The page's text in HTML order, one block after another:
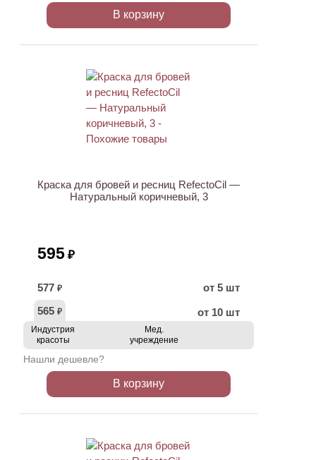
В корзину
Краска для бровей и ресниц RefectoCil —
Натуральный коричневый, 3
595 ₽
577 ₽
от 5 шт
565 ₽ от 10 шт
Индустрия
красоты
Мед.
учреждение
Нашли дешевле?
В корзину